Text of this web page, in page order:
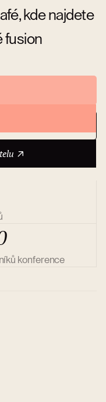
kde najdete
fusion
konference